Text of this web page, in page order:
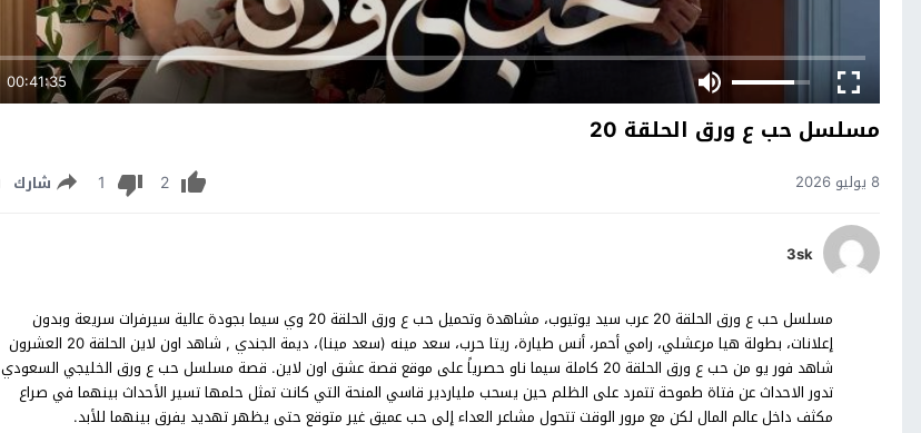
00:41:35
مسلسل حب ع ورق الحلقة 20
8 يوليو 2026 2
1 شارك
3sk
مسلسل حب ع ورق الحلقة 20 عرب سيد يوتيوب، مشاهدة وتحميل حب ع ورق الحلقة 20 وي سيما بجودة عالية سيرفرات سريعة وبدون
إعلانات، بطولة هيا مرعشلي، رامي أحمر، أنس طيارة، ريتا حرب، سعد مينه (سعد مينا)، ديمة الجندي , شاهد اون لاين الحلقة 20 العشرون
شاهد فور يو من حب ع ورق الحلقة 20 كاملة سيما ناو حصرياً على موقع قصة عشق اون لاين. قصة مسلسل حب ع ورق الخليجي السعودي
تدور الاحداث عن فتاة طموحة تتمرد على الظلم حين يسحب ملياردير قاسي المنحة التي كانت تمثل حلمها تسير الأحداث بينهما في صراع
مكثف داخل عالم المال لكن مع مرور الوقت تتحول مشاعر العداء إلى حب عميق غير متوقع حتى يظهر تهديد يفرق بينهما للأبد.